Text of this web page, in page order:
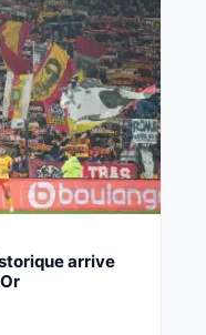
arrive